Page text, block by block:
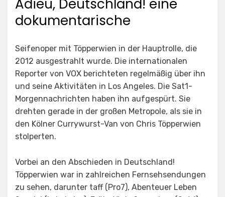
Adieu, Deutschland! eine
dokumentarische
Seifenoper mit Töpperwien in der Hauptrolle, die
2012 ausgestrahlt wurde. Die internationalen
Reporter von VOX berichteten regelmäßig über ihn
und seine Aktivitäten in Los Angeles. Die Sat1-
Morgennachrichten haben ihn aufgespürt. Sie
drehten gerade in der großen Metropole, als sie in
den Kölner Currywurst-Van von Chris Töpperwien
stolperten.
Vorbei an den Abschieden in Deutschland!
Töpperwien war in zahlreichen Fernsehsendungen
zu sehen, darunter taff (Pro7), Abenteuer Leben